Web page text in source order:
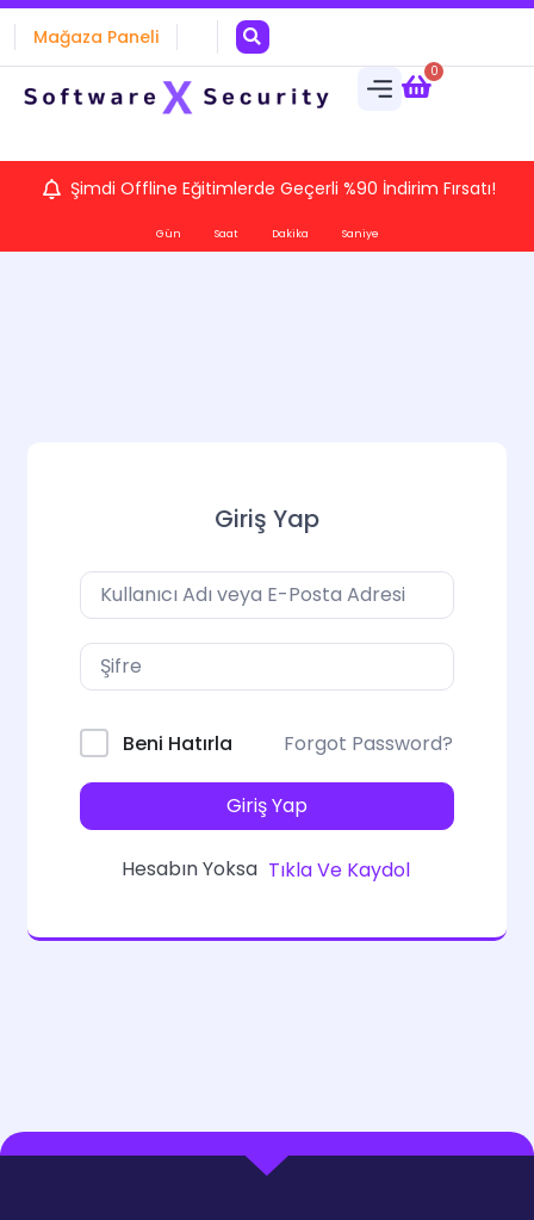
Mağaza Paneli
0
Şimdi Offline Eğitimlerde Geçerli %90 İndirim Fırsatı!
Gün Saat Dakika Saniye
Giriş Yap
Beni Hatırla Forgot Password?
Giriş Yap
Hesabın Yoksa Tıkla Ve Kaydol